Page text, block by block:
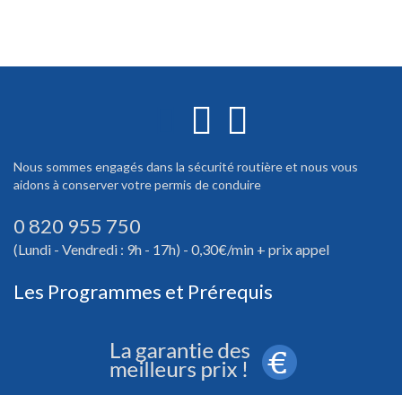
Nous sommes engagés dans la sécurité routière et nous vous
aidons à conserver votre permis de conduire
0 820 955 750
(Lundi - Vendredi : 9h - 17h) - 0,30€/min + prix appel
Les Programmes et Prérequis